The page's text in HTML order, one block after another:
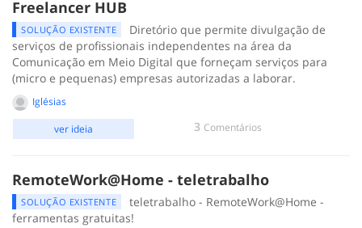
Freelancer HUB
SOLUÇÃO EXISTENTE
Diretório que permite divulgação de
serviços de profissionais independentes na área da
Comunicação em Meio Digital que forneçam serviços para
(micro e pequenas) empresas autorizadas a laborar.
Iglésias
3 Comentários
ver ideia
RemoteWork@Home - teletrabalho
SOLUÇÃO EXISTENTE
teletrabalho - RemoteWork@Home -
ferramentas gratuitas!